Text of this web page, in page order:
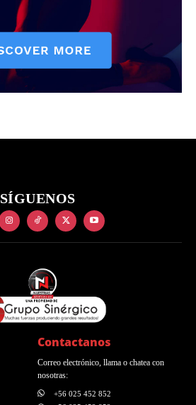
SÍGUENOS
Contactanos
Correo electrónico, llama o chatea con
nosotras:
+56 025 452 852